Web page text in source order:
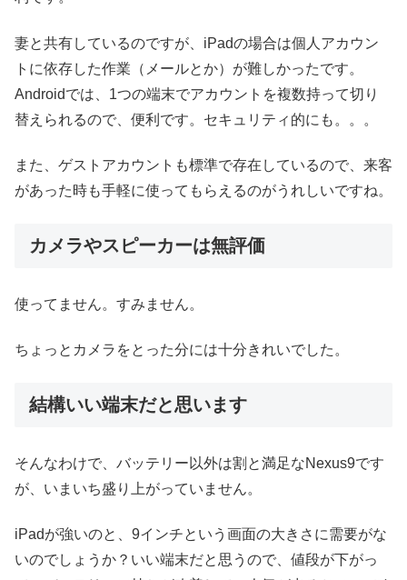
妻と共有しているのですが、iPadの場合は個人アカウン
トに依存した作業（メールとか）が難しかったです。
Androidでは、1つの端末でアカウントを複数持って切り
替えられるので、便利です。セキュリティ的にも。。。
また、ゲストアカウントも標準で存在しているので、来客
があった時も手軽に使ってもらえるのがうれしいですね。
カメラやスピーカーは無評価
使ってません。すみません。
ちょっとカメラをとった分には十分きれいでした。
結構いい端末だと思います
そんなわけで、バッテリー以外は割と満足なNexus9です
が、いまいち盛り上がっていません。
iPadが強いのと、9インチという画面の大きさに需要がな
いのでしょうか？いい端末だと思うので、値段が下がっ